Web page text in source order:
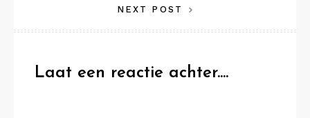
NEXT POST
Laat een reactie achter....